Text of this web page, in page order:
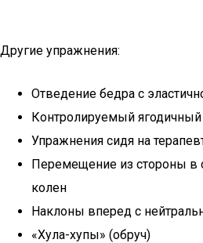
Другие упражнения:
Отведение бедра с
Контролируемый
Упражнения сидя на
Перемещение из стороны в
колен
Наклоны вперед с
«Хула-хупы» (обруч)